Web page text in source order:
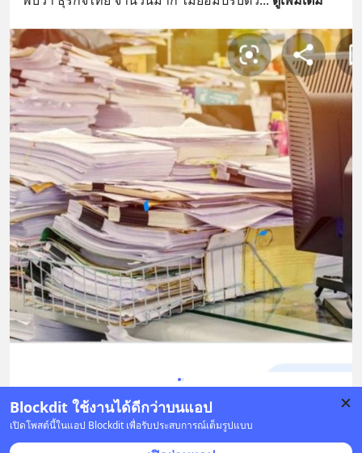
Blockdit ใช้งานได้ดีกว่าบนแอป
เปิดโพสต์นี้ในแอป Blockdit เพื่อรับประสบการณ์เต็มรูปแบบ
8 บันทึก